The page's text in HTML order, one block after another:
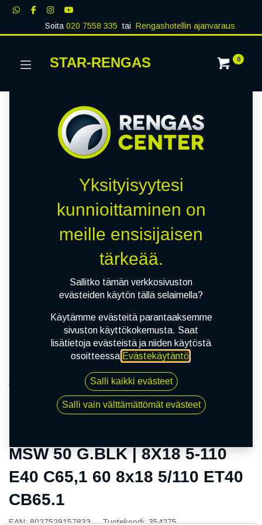
Soita020 7558 335 tai Rengashotellin ajanvaraus
STAR-RENGAS 0
MSW 50 G.BLK | 8X18 5-110 E40 C65,1 60 8x18 5/110
ET40 CB65.1
MSW 50 G.BLK | 8X18 5-110
E40 C65,1 60 8x18 5/110 ET40
CB65.1
EAN:8027529157833 Tuotekoodi:354275
Yksityisyytesi
kunnioittaminen on
meille ensisijaisen
tärkeää.
Sallitko tämän verkkosivuston
evästeiden käytön tällä selaimella?
Käytämme evästeitä parantaaksemme
sivuston käyttökokemusta. Saat
lisätietoja evästeistä ja niiden käytöstä
osoitteessa Evästekäytäntö.
Salli kaikki evästeet
Salli vain välttämättömät evästeet